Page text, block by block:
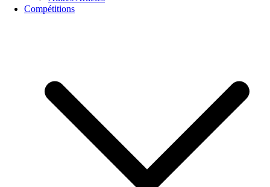
Compétitions